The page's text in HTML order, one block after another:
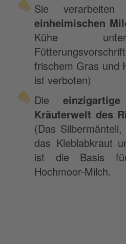
Sie
einheimischen
Kühe
frischem Gras und
ist verboten)
Die
Kräuterwelt des
(Das
das Kleblabkraut
ist die Basis
Hochmoor-Milch.